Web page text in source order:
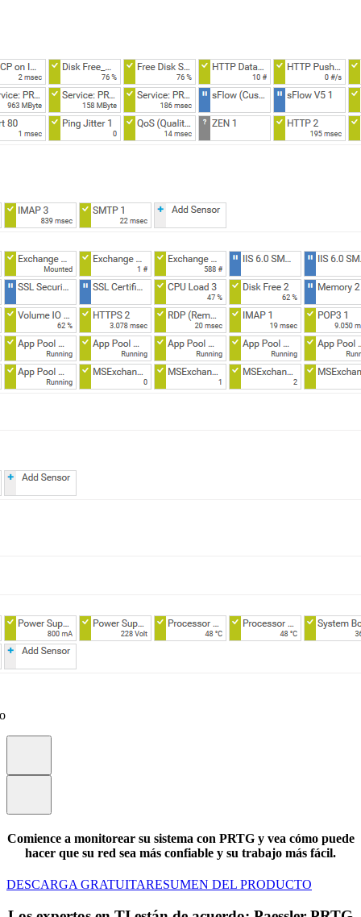
Comience a monitorear su sistema con PRTG y vea cómo puede
hacer que su red sea más confiable y su trabajo más fácil.
DESCARGA GRATUITARESUMEN DEL PRODUCTO